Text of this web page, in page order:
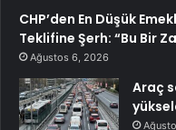
CHP’den En Düşük
Teklifine Şerh: “Bu Bir
Ağustos 6, 2026
Araç